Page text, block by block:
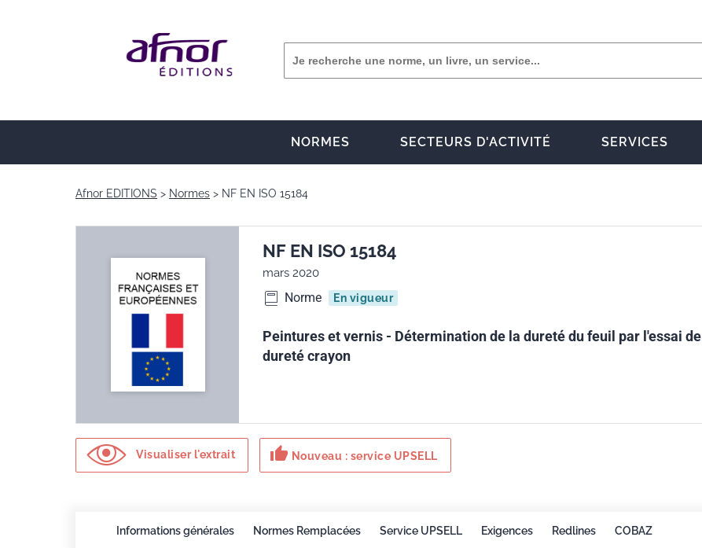
NORMES SECTEURS D'ACTIVITÉ SERVICES
Afnor EDITIONS Normes NF EN ISO 15184
NF EN ISO 15184
mars 2020
Norme En vigueur
Peintures et vernis - Détermination de la dureté du feuil par l'essai de
dureté crayon
Visualiser l'extrait thumb_up Nouveau : service UPSELL
Informations générales Normes Remplacées Service UPSELL Exigences Redlines COBAZ